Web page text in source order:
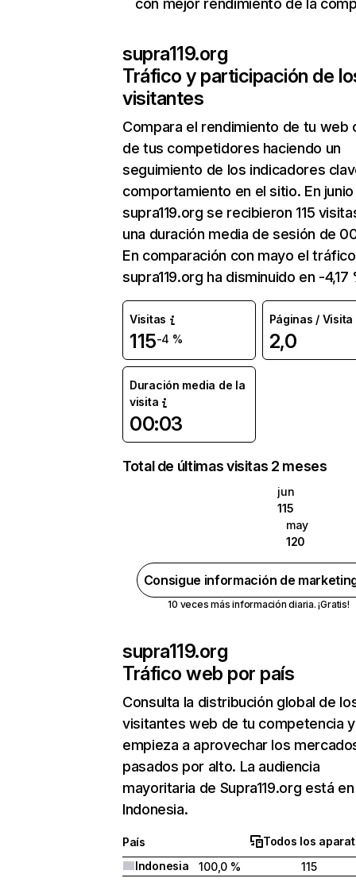
con mejor rendimiento de la
supra119.org
Tráfico y participación de
visitantes
Compara el rendimiento de tu web
de tus competidores haciendo un
seguimiento de los indicadores
comportamiento en el sitio. En junio
supra119.org se recibieron 115
una duración media de sesión de
En comparación con mayo el
supra119.org ha disminuido en -4,17
Visitas
115-4 %
Páginas / Visita
2,0
Duración media de la
visita
00:03
Total de últimas visitas 2 meses
jun
115
may
120
Consigue información de
10 veces más información diaria. ¡Gratis!
supra119.org
Tráfico web por país
Consulta la distribución global de
visitantes web de tu competencia y
empieza a aprovechar los
pasados por alto. La audiencia
mayoritaria de Supra119.org está en
Indonesia.
País
Todos los
Indonesia
100,0 % 115